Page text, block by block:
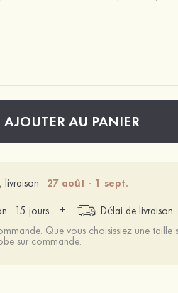
AJOUTER AU PANIER
: 27 août - 1 sept.
: 15 jours
+ Délai de livraison
Que vous choisissiez une taille
sur commande.